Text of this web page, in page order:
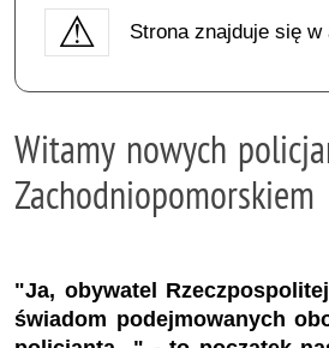
Strona znajduje się w
Witamy nowych
Zachodniopomorskiem
"Ja, obywatel
świadom podejmowanych